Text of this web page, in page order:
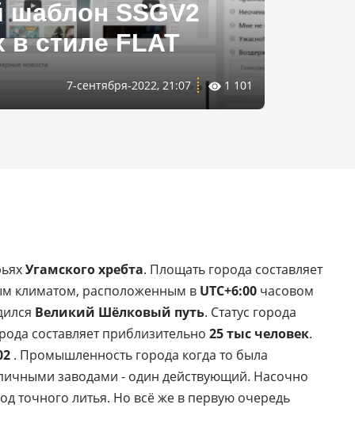
SSGV2
в стиле FLAT
7-сентября-2022, 21:07 1 101
Угамского хребта. Площать города составляет
климатом, расположенным в UTC+6:00 часовом
Великий Шёлковый путь. Статус города
составляет приблизительно 25 тыс человек.
. Промышленность города когда то была
заводами - один действующий. Насочно
точного литья. Но всё же в первую очередь